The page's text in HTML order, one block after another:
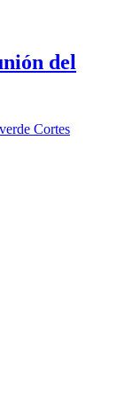
del
Cortes